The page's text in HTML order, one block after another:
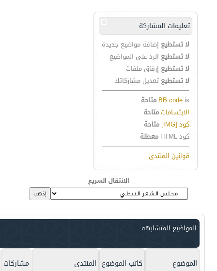
تعليمات المشاركة
لا تستطيع إضافة مواضيع جديدة
لا تستطيع الرد على المواضيع
لا تستطيع إرفاق ملفات
لا تستطيع تعديل مشاركاتك
BB code is
متاحة
الابتساماتمتاحة
كود [IMG]
متاحة
كود HTML
معطلة
قوانين المنتدى
الانتقال السريع
المواضيع المتشابهه
الموضوع كاتب الموضوع المنتدى مشاركات